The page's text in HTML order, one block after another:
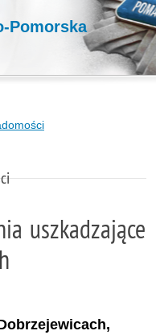
Pomorska
uszkadzające